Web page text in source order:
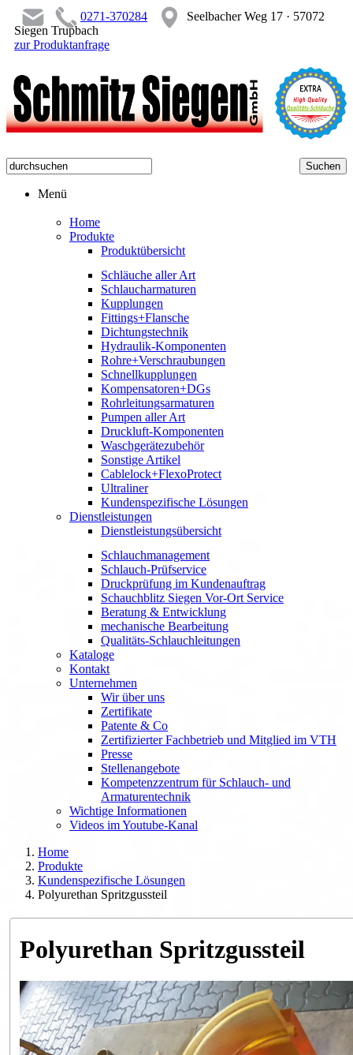
0271-370284
Seelbacher Weg 17 · 57072
Siegen Trupbach
zur Produktanfrage
Menü
Home
Produkte
Produktübersicht
Schläuche aller Art
Schlaucharmaturen
Kupplungen
Fittings+Flansche
Dichtungstechnik
Hydraulik-Komponenten
Rohre+Verschraubungen
Schnellkupplungen
Kompensatoren+DGs
Rohrleitungsarmaturen
Pumpen aller Art
Druckluft-Komponenten
Waschgerätezubehör
Sonstige Artikel
Cablelock+FlexoProtect
Ultraliner
Kundenspezifische Lösungen
Dienstleistungen
Dienstleistungsübersicht
Schlauchmanagement
Schlauch-Prüfservice
Druckprüfung im Kundenauftrag
Schauchblitz Siegen Vor-Ort Service
Beratung & Entwicklung
mechanische Bearbeitung
Qualitäts-Schlauchleitungen
Kataloge
Kontakt
Unternehmen
Wir über uns
Zertifikate
Patente & Co
Zertifizierter Fachbetrieb und Mitglied im VTH
Presse
Stellenangebote
Kompetenzzentrum für Schlauch- und
Armaturentechnik
Wichtige Informationen
Videos im Youtube-Kanal
Home
Produkte
Kundenspezifische Lösungen
Polyurethan Spritzgussteil
Polyurethan Spritzgussteil